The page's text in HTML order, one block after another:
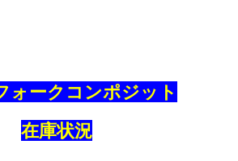
ォークコンポジット
在庫状況